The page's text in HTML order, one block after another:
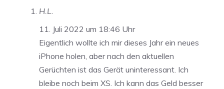
H.L.
11. Juli 2022 um 18:46 Uhr
Eigentlich wollte ich mir dieses Jahr ein neues
iPhone holen, aber nach den aktuellen
Gerüchten ist das Gerät uninteressant. Ich
bleibe noch beim XS. Ich kann das Geld besser